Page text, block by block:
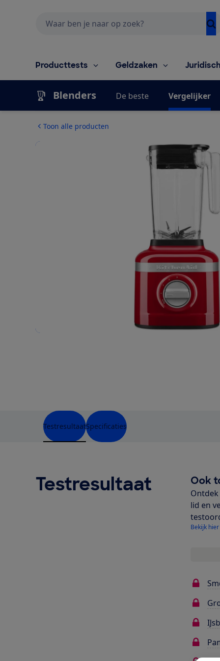
Producttests Geldzaken
Blenders De beste Vergelijker
Toon alle producten
TestresultaatSpecificaties
Testresultaat Ook
lid en
Bekijk